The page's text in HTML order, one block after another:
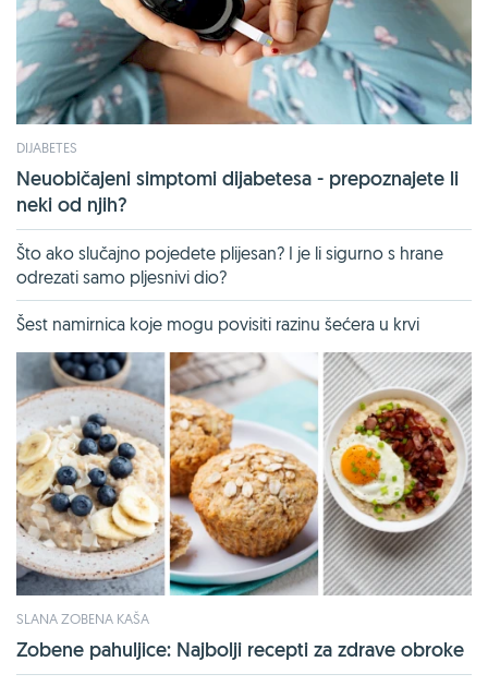
DIJABETES
Neuobičajeni simptomi dijabetesa - prepoznajete li
neki od njih?
Što ako slučajno pojedete plijesan? I je li sigurno s hrane
odrezati samo pljesnivi dio?
Šest namirnica koje mogu povisiti razinu šećera u krvi
SLANA ZOBENA KAŠA
Zobene pahuljice: Najbolji recepti za zdrave obroke